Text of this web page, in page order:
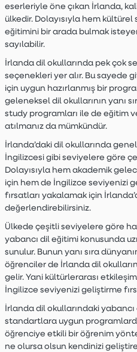
eserleriyle öne çıkan İrlanda,
ülkedir. Dolayısıyla hem
eğitimini bir arada bulmak
sayılabilir.
İrlanda dil okullarında pek çok
seçenekleri yer alır. Bu sayede
için uygun hazırlanmış bir
geleneksel dil okullarının yanı
study programları ile de eğitim
atılmanız da mümkündür.
İrlanda’daki dil okullarında
İngilizcesi gibi seviyelere göre
Dolayısıyla hem akademik
için hem de İngilizce seviyenizi
fırsatları yakalamak için
değerlendirebilirsiniz.
Ülkede çeşitli seviyelere göre
yabancı dil eğitimi konusunda
sunulur. Bunun yanı sıra
öğrenciler de İrlanda dil
gelir. Yani kültürlerarası
İngilizce seviyenizi geliştirme
İrlanda dil okullarındaki
standartlara uygun
öğrenciye etkili bir öğrenim
ne olursa olsun kendinizi